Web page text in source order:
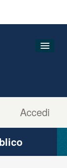
Accedi